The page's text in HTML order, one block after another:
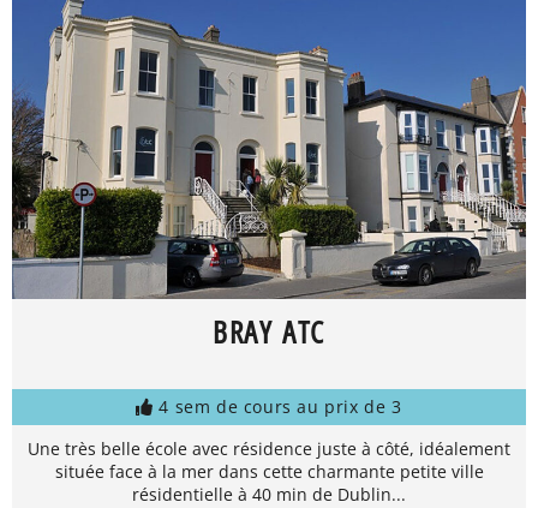
BRAY ATC
4 sem de cours au prix de 3
Une très belle école avec résidence juste à côté, idéalement
située face à la mer dans cette charmante petite ville
résidentielle à 40 min de Dublin...